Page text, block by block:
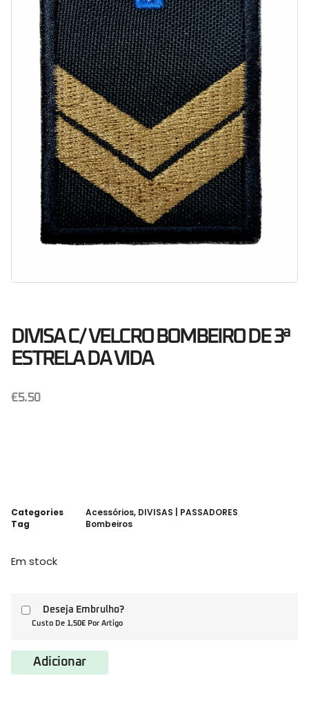
DIVISA C/ VELCRO BOMBEIRO DE 3ª
ESTRELA DA VIDA
€5.50
Categories Acessórios, DIVISAS | PASSADORES
Tag
Bombeiros
Em stock
Deseja Embrulho?
Custo De 1,50€ Por Artigo
Adicionar